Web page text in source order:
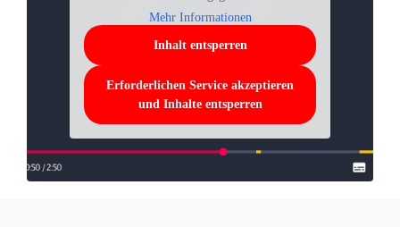
Mehr Informationen
Inhalt entsperren
Erforderlichen Service akzeptieren
und Inhalte entsperren